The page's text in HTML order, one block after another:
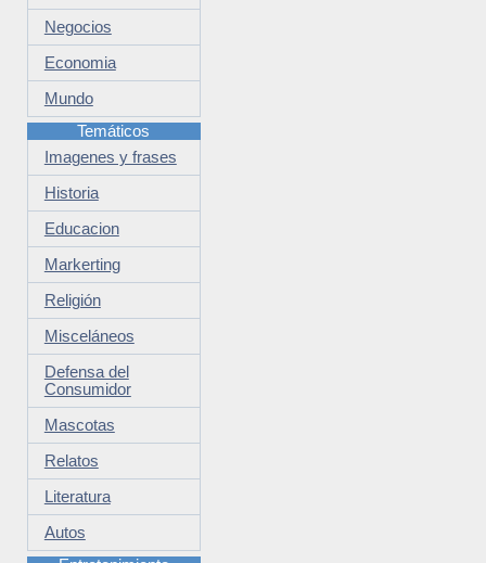
Negocios
Economia
Mundo
Temáticos
Imagenes y frases
Historia
Educacion
Markerting
Religión
Misceláneos
Defensa del
Consumidor
Mascotas
Relatos
Literatura
Autos